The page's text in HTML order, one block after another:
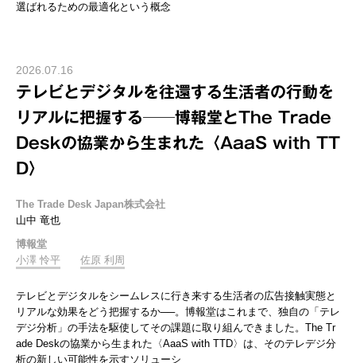
選ばれるための最適化という概念
2026.07.16
テレビとデジタルを往還する生活者の行動を
リアルに把握する──博報堂とThe Trade
Deskの協業から生まれた〈AaaS with TT
D〉
The Trade Desk Japan株式会社
山中 竜也
博報堂
小澤 怜平
佐原 利周
テレビとデジタルをシームレスに行き来する生活者の広告接触実態と
リアルな効果をどう把握するか──。博報堂はこれまで、独自の「テレ
デジ分析」の手法を駆使してその課題に取り組んできました。The Tr
ade Deskの協業から生まれた〈AaaS with TTD〉は、そのテレデジ分
析の新しい可能性を示すソリューシ